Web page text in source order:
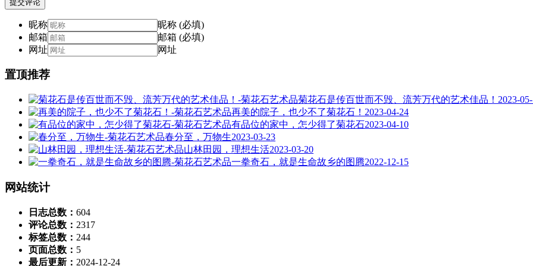
提交评论
昵称
昵称 (必填)
邮箱
邮箱 (必填)
网址
网址
置顶推荐
菊花石是传百世而不毁、流芳万代的艺术佳品！ 2023-
再美的院子，也少不了菊花石！ 2023-04-24
有品位的家中，怎少得了菊花石2023-04-10
春分至，万物生2023-03-23
山林田园，理想生活2023-03-20
一拳奇石，就是生命故乡的图腾2022-12-15
网站统计
日志总数： 604
评论总数： 2317
标签总数： 244
页面总数： 5
最后更新： 2024-12-24